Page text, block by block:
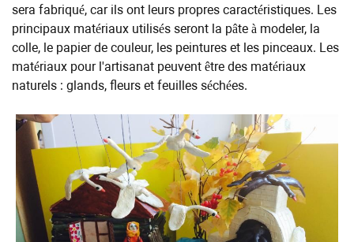
sera fabriqué, car ils ont leurs propres caractéristiques. Les
principaux matériaux utilisés seront la pâte à modeler, la
colle, le papier de couleur, les peintures et les pinceaux. Les
matériaux pour l'artisanat peuvent être des matériaux
naturels : glands, fleurs et feuilles séchées.